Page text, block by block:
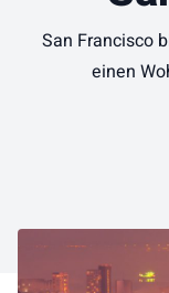
San Francisco
einen